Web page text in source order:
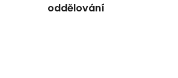
oddělování